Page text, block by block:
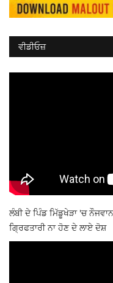
ਵੀਡੀਓਜ਼
ਲੰਬੀ ਦੇ ਪਿੰਡ ਮਿੱਡੂਖੇੜਾ 'ਚ
ਗ੍ਰਿਫਤਾਰੀ ਨਾ ਹੋਣ ਦੇ ਲਾਏ ਦੋਸ਼